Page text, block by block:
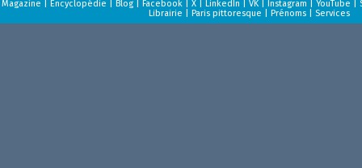
Magazine Encyclopédie Blog| Facebook| X| LinkedIn VK| Instagram YouTube
Librairie
Paris pittoresque Prénoms| Services